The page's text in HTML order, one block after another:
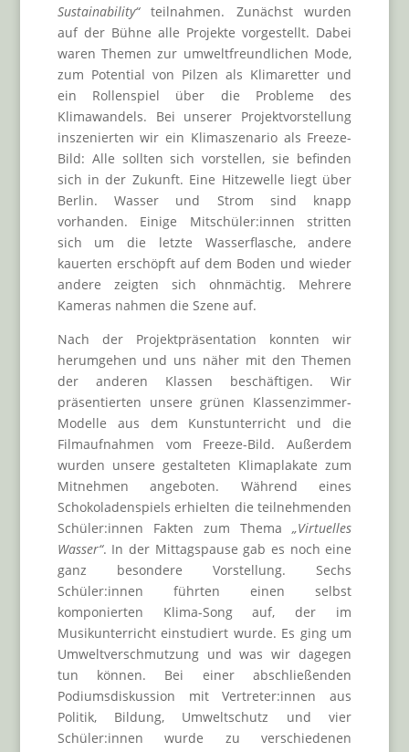
Sustainability“teilnahmen. Zunächst wurden
auf der Bühne alle Projekte vorgestellt. Dabei
waren Themen zur umweltfreundlichen Mode,
zum Potential von Pilzen als Klimaretter und
ein Rollenspiel über die Probleme des
Klimawandels. Bei unserer Projektvorstellung
inszenierten wir ein Klimaszenario als Freeze-
Bild: Alle sollten sich vorstellen, sie befinden
sich in der Zukunft. Eine Hitzewelle liegt über
Berlin. Wasser und Strom sind knapp
vorhanden. Einige Mitschüler:innen stritten
sich um die letzte Wasserflasche, andere
kauerten erschöpft auf dem Boden und wieder
andere zeigten sich ohnmächtig. Mehrere
Kameras nahmen die Szene auf.
Nach der Projektpräsentation konnten wir
herumgehen und uns näher mit den Themen
der anderen Klassen beschäftigen. Wir
präsentierten unsere grünen Klassenzimmer-
Modelle aus dem Kunstunterricht und die
Filmaufnahmen vom Freeze-Bild. Außerdem
wurden unsere gestalteten Klimaplakate zum
Mitnehmen angeboten. Während eines
Schokoladenspiels erhielten die teilnehmenden
Schüler:innen Fakten zum Thema„Virtuelles
Wasser“. In der Mittagspause gab es noch eine
ganz besondere Vorstellung. Sechs
Schüler:innen führten einen selbst
komponierten Klima-Song auf, der im
Musikunterricht einstudiert wurde. Es ging um
Umweltverschmutzung und was wir dagegen
tun können. Bei einer abschließenden
Podiumsdiskussion mit Vertreter:innen aus
Politik, Bildung, Umweltschutz und vier
Schüler:innen wurde zu verschiedenen